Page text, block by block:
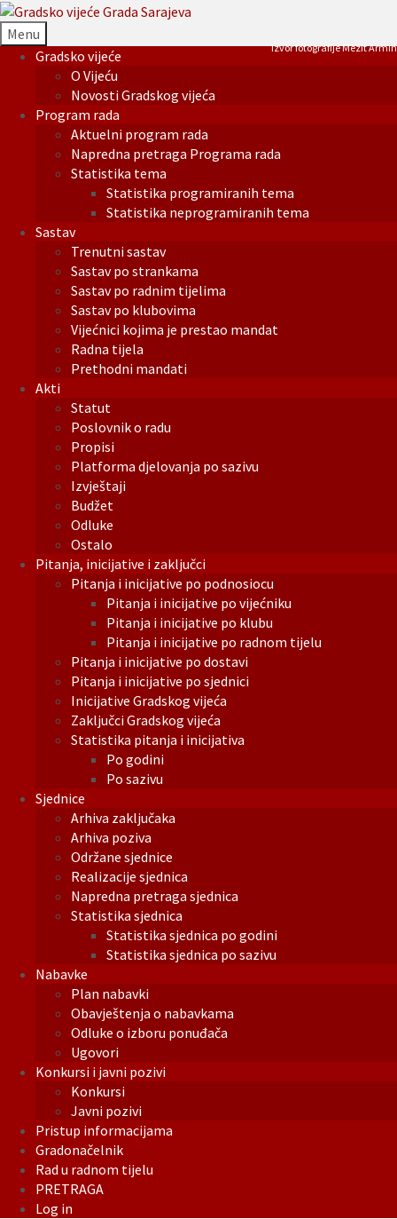
Menu
Gradsko vijeće
O Vijeću
Novosti Gradskog vijeća
Program rada
Aktuelni program rada
Napredna pretraga Programa rada
Statistika tema
Statistika programiranih tema
Statistika neprogramiranih tema
Sastav
Trenutni sastav
Sastav po strankama
Sastav po radnim tijelima
Sastav po klubovima
Vijećnici kojima je prestao mandat
Radna tijela
Prethodni mandati
Akti
Statut
Poslovnik o radu
Propisi
Platforma djelovanja po sazivu
Izvještaji
Budžet
Odluke
Ostalo
Pitanja, inicijative i zaključci
Pitanja i inicijative po podnosiocu
Pitanja i inicijative po vijećniku
Pitanja i inicijative po klubu
Pitanja i inicijative po radnom tijelu
Pitanja i inicijative po dostavi
Pitanja i inicijative po sjednici
Inicijative Gradskog vijeća
Zaključci Gradskog vijeća
Statistika pitanja i inicijativa
Po godini
Po sazivu
Sjednice
Arhiva zaključaka
Arhiva poziva
Održane sjednice
Realizacije sjednica
Napredna pretraga sjednica
Statistika sjednica
Statistika sjednica po godini
Statistika sjednica po sazivu
Nabavke
Plan nabavki
Obavještenja o nabavkama
Odluke o izboru ponuđača
Ugovori
Konkursi i javni pozivi
Konkursi
Javni pozivi
Pristup informacijama
Gradonačelnik
Rad u radnom tijelu
PRETRAGA
Log in
Izvor fotografije Mezit Armin